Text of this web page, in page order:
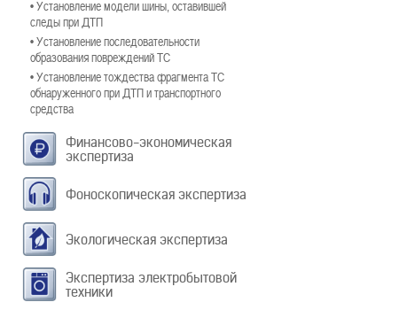
• Установление модели шины, оставившей
следы при ДТП
• Установление последовательности
образования повреждений ТС
• Установление тождества фрагмента ТС
обнаруженного при ДТП и транспортного
средства
Финансово-экономическая
экспертиза
Фоноскопическая экспертиза
Экологическая экспертиза
Экспертиза электробытовой
техники